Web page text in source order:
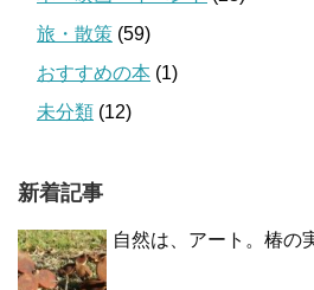
旅・散策 (59)
おすすめの本 (1)
未分類 (12)
新着記事
自然は、アート。椿の